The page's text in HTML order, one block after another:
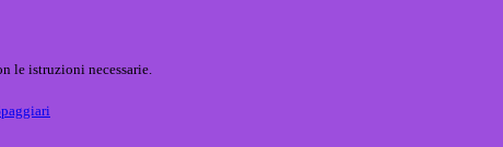
le istruzioni necessarie.